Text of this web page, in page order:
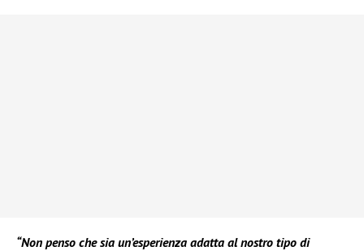
“Non penso che sia un’esperienza adatta al nostro tipo di